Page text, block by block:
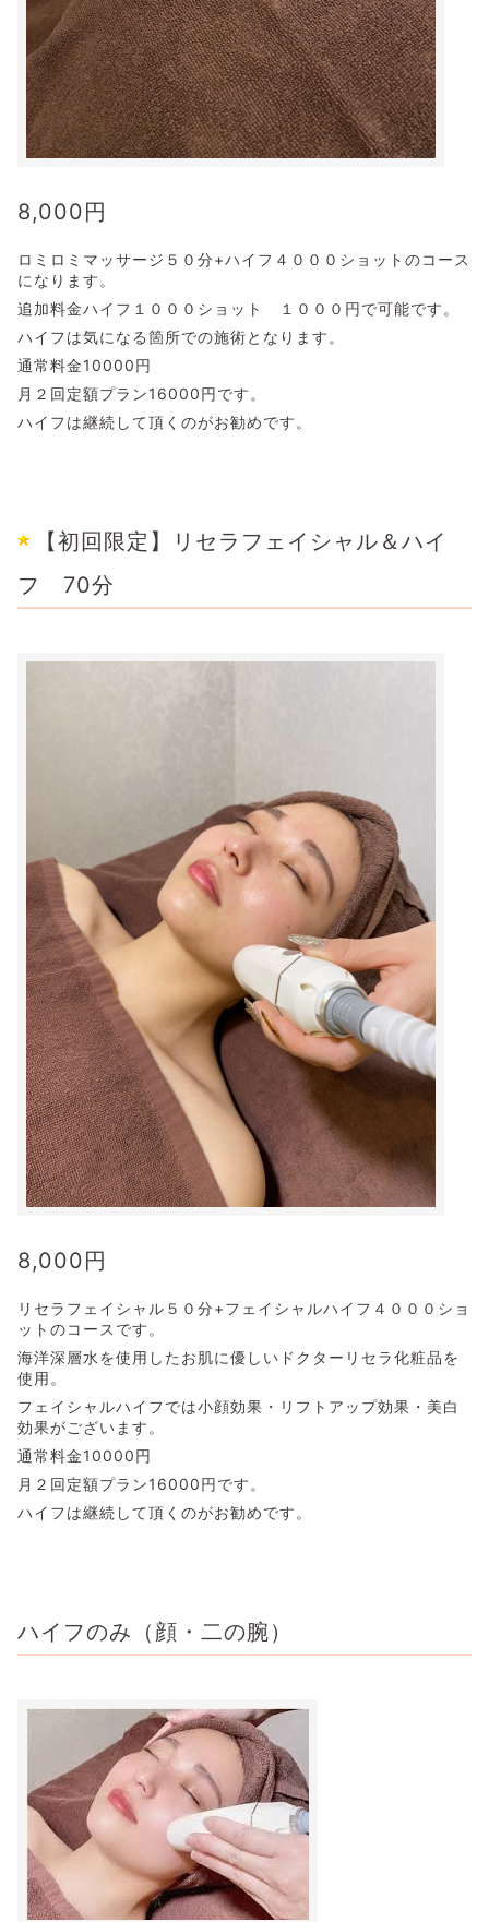
8,000円
ロミロミマッサージ５０分+ハイフ４０００ショットのコース
になります。
追加料金ハイフ１０００ショット １０００円で可能です。
ハイフは気になる箇所での施術となります。
通常料金10000円
月２回定額プラン16000円です。
ハイフは継続して頂くのがお勧めです。
【初回限定】リセラフェイシャル＆ハイ
フ 70分
8,000円
リセラフェイシャル５０分+フェイシャルハイフ４０００ショ
ットのコースです。
海洋深層水を使用したお肌に優しいドクターリセラ化粧品を
使用。
フェイシャルハイフでは小顔効果・リフトアップ効果・美白
効果がございます。
通常料金10000円
月２回定額プラン16000円です。
ハイフは継続して頂くのがお勧めです。
ハイフのみ（顔・二の腕）